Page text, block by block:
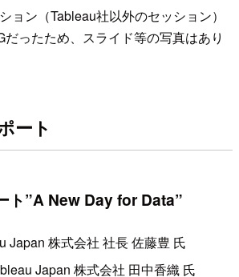
ョン（Tableau社以外のセッション）
ったため、スライド等の写真はあり
ート
ト”A New Day for Data”
株式会社 社長 佐藤豊 氏
Japan 株式会社 田中香織 氏